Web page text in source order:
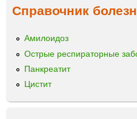
Справочник
Амилоидоз
Острые респираторные
Панкреатит
Цистит